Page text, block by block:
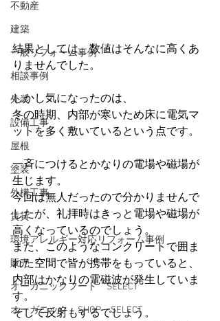
不動産
建築
一般リフォーム事例
相談事例
外装
設備工事
屋根
塗装
外構工事
賃貸
環境アレルギー対応リフォーム事例
販売
オーガニックフード SELECT
オーガニック SHOP SELECT
結果としては、数値はそんなに高くあ
りませんでした。
しかし気になったのは、
冬の時期、内部が寒いため床に電気マ
ットを多く敷いているという点です。
一斉につけるとかなりの電場や磁場が
生じます。
今回は無人だったので分かりませんで
したが、礼拝時はきっと電場や磁場が
高くなっているのでしょう。
また、このようなコンクリートで囲ま
れた空間で皆が携帯をもっていると、
内部はかなりの電磁波が発生していま
す。
そして反射もするでしょう。